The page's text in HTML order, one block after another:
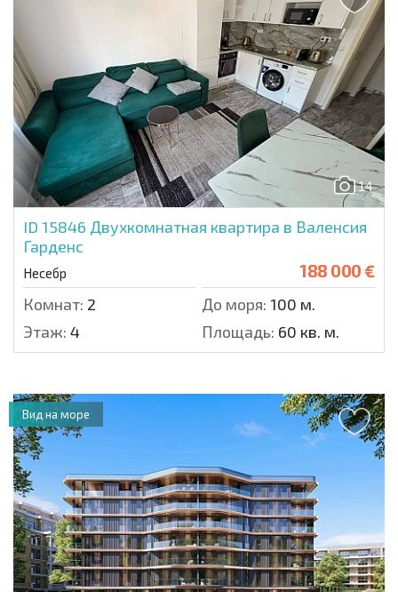
14
ID 15846 Двухкомнатная квартира в Валенсия
Гарденс
Несебр 188 000 €
Комнат: 2 До моря: 100 м.
Этаж: 4 Площадь: 60 кв. м.
Вид на море